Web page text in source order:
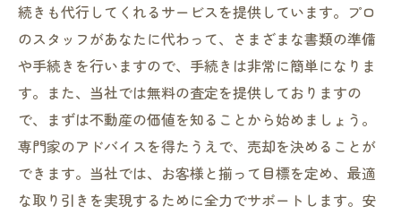
続きも代行してくれるサービスを提供しています。プロ
のスタッフがあなたに代わって、さまざまな書類の準備
や手続きを行いますので、手続きは非常に簡単になりま
す。また、当社では無料の査定を提供しておりますの
で、まずは不動産の価値を知ることから始めましょう。
専門家のアドバイスを得たうえで、売却を決めることが
できます。当社では、お客様と揃って目標を定め、最適
な取り引きを実現するために全力でサポートします。安